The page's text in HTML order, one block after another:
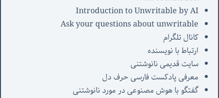
Introduction to Unwritable by AI
Ask your questions about unwritable
کانال تلگرام
ارتباط با نویسنده
سایت قدیمی نانوشتنی
معرفی پادکست فارسی حرف دل
گفتگو با هوش مصنوعی در مورد نانوشتنی